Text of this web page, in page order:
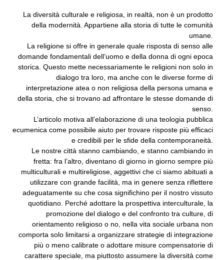
La diversità culturale e religiosa, in realtà, non è un prodotto
della modernità. Appartiene alla storia di tutte le comunità
umane.
La religione si offre in generale quale risposta di senso alle
domande fondamentali dell’uomo e della donna di ogni epoca
storica. Questo mette necessariamente le religioni non solo in
dialogo tra loro, ma anche con le diverse forme di
interpretazione atea o non religiosa della persona umana e
della storia, che si trovano ad affrontare le stesse domande di
senso.
L’articolo motiva all’elaborazione di una teologia pubblica
ecumenica come possibile aiuto per trovare risposte più efficaci
e credibili per le sfide della contemporaneità.
Le nostre città stanno cambiando, e stanno cambiando in
fretta: fra l’altro, diventano di giorno in giorno sempre più
multiculturali e multireligiose, aggettivi che ci siamo abituati a
utilizzare con grande facilità, ma in genere senza riflettere
adeguatamente su che cosa significhino per il nostro vissuto
quotidiano. Perché adottare la prospettiva interculturale, la
promozione del dialogo e del confronto tra culture, di
orientamento religioso o no, nella vita sociale urbana non
comporta solo limitarsi a organizzare strategie di integrazione
più o meno calibrate o adottare misure compensatorie di
carattere speciale, ma piuttosto assumere la diversità come